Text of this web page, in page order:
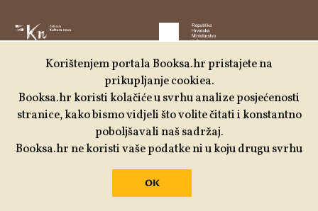
Korištenjem portala Booksa.hr pristajete na
prikupljanje cookiea.
Booksa.hr koristi kolačiće u svrhu analize posjećenosti
stranice, kako bismo vidjeli što volite čitati i konstantno
poboljšavali naš sadržaj.
Booksa.hr ne koristi vaše podatke ni u koju drugu svrhu
OK